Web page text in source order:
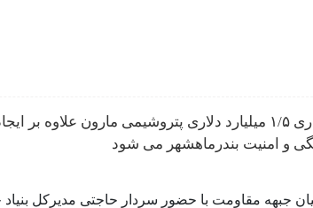
سرمایه گذاری ۱/۵ میلیارد دلاری پتروشیمی مارون علاوه
و امنیت بندرماهشهر می شود
جبهه مقاومت با حضور سردار حاجتی مدیرکل بنیاد